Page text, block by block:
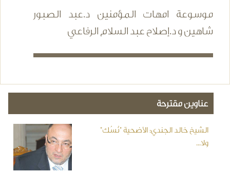
موسوعة امهات المؤمنين د.عبد الصبور
شاهين و د.إصلاح عبد السلام الرفاعي
عناوين مقترحة
الشيخ خالد الجندي: الأضحية "نُسُك"
ولا...